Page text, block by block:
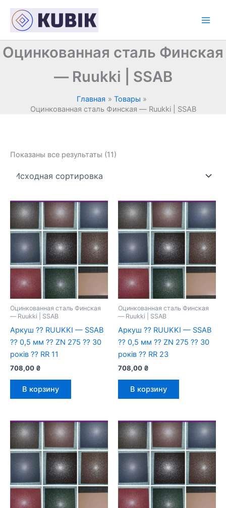
содержимому
Оцинкованная сталь Финская
— Ruukki | SSAB
Главная
Товары
Оцинкованная сталь Финская — Ruukki | SSAB
Показаны все результаты (11)
Оцинкованная сталь Финская
— Ruukki | SSAB
Аркуш ⁇ RUUKKI — SSAB
⁇ 0,5 мм ⁇ ZN 275 ⁇ 30
років ⁇ RR 11
708,00 ₴
В корзину
Оцинкованная сталь Финская
— Ruukki | SSAB
Аркуш ⁇ RUUKKI — SSAB
⁇ 0,5 мм ⁇ ZN 275 ⁇ 30
років ⁇ RR 23
708,00 ₴
В корзину